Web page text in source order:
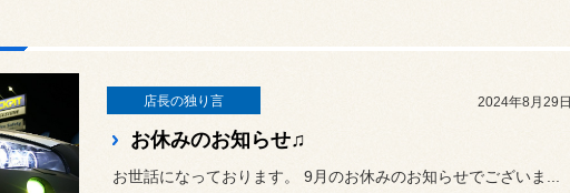
店長の独り言 2024年8月29日
お休みのお知らせ♫
お世話になっております。 9月のお休みのお知らせでございま...